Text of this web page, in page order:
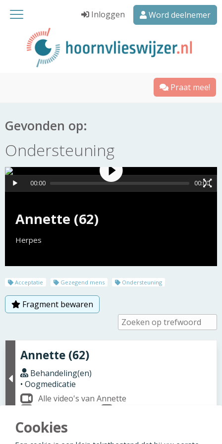
Inloggen Word deelnemer
Praat mee!
Gevonden op:
Ondersteuning
Annette (62)
Herpes
00:00 00:00
Acceptatie Gezegend mens Ondersteuning
Fragment bewaren
Annette (62)
Behandeling(en)
• Oogmedicatie
Alle video's van Annette
Annette (62)
Cookies